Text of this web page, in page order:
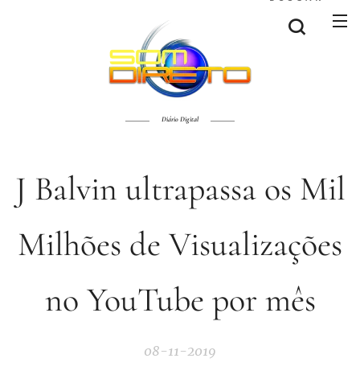
Diário Digital
J Balvin ultrapassa os Mil
Milhões de Visualizações
no YouTube por mês
08-11-2019